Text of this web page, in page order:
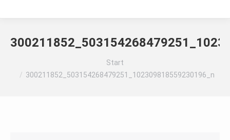
Start
300211852_503154268479251_102309818559230196_n